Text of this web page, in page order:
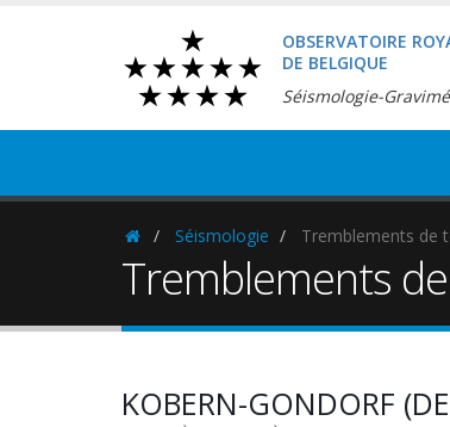
OBSERVATOIRE
DE BELGIQUE
Séismologie-
HomepageSéismologie Tremblements de
Tremblements
KOBERN-GONDORF